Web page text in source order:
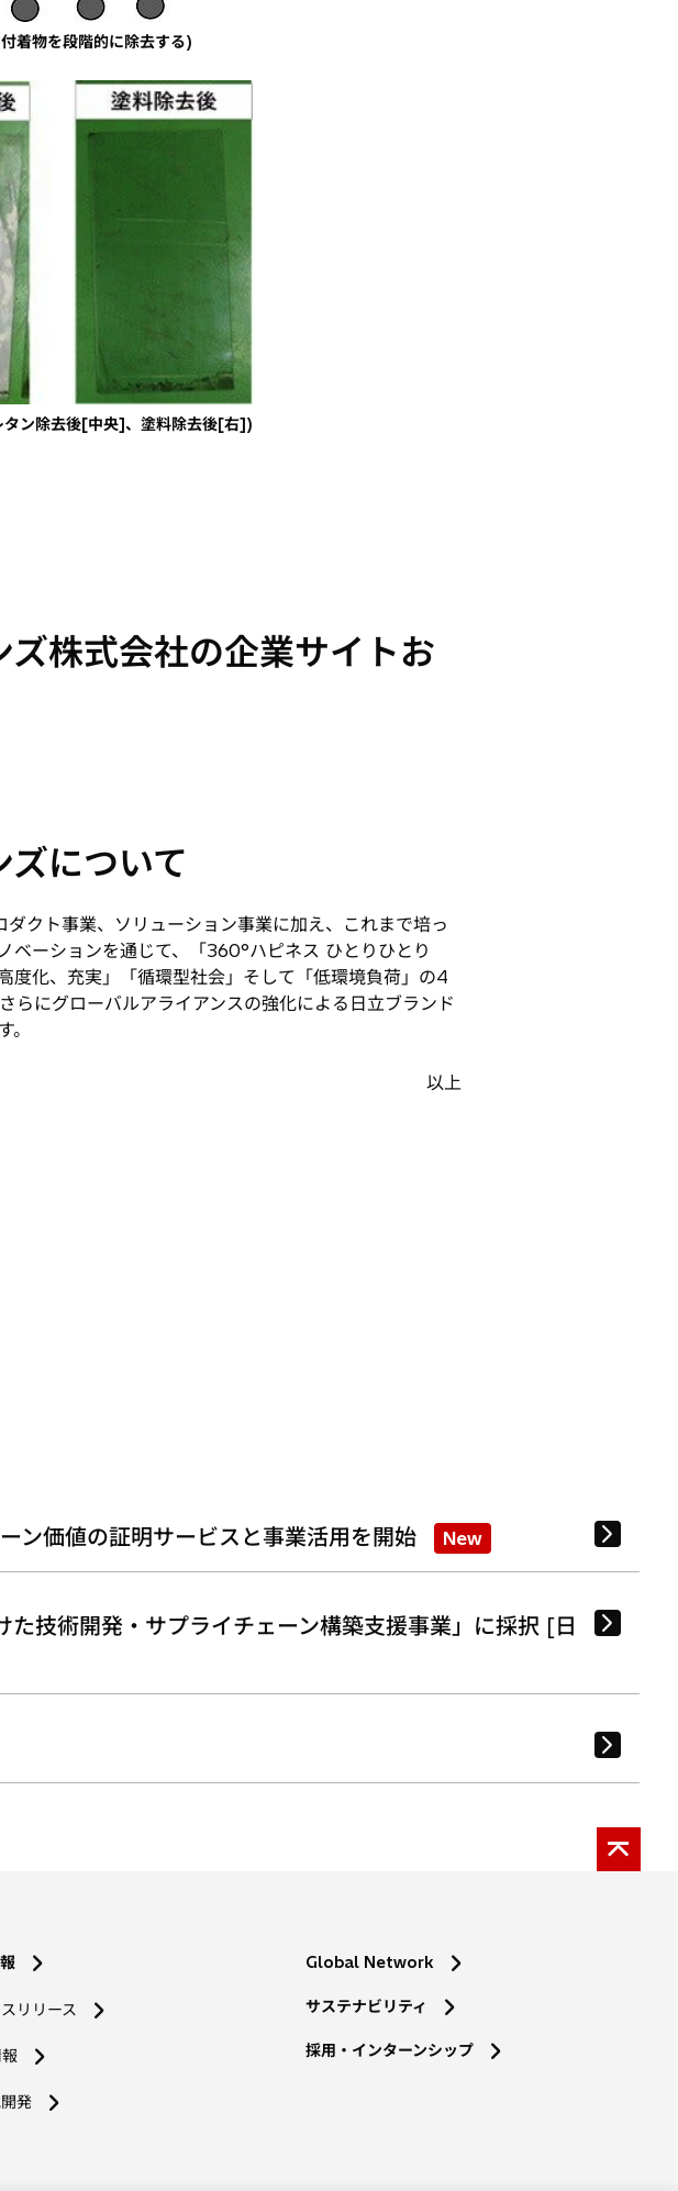
着物を段階的に除去する)
ン除去後[中央]、塗料除去後[右])
株式会社の企業サイトお
について
クト事業、ソリューション事業に加え、これまで培っ
ベーションを通じて、「360°ハピネス ひとりひとり
度化、充実」「循環型社会」そして「低環境負荷」の4
にグローバルアライアンスの強化による日立ブランド
以上
ン価値の証明サービスと事業活用を開始 New
技術開発・サプライチェーン構築支援事業」に採択 [日
リリース
発新
Global Network
サステナビリティ
採用・インターンシップ